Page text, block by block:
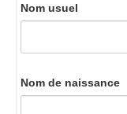
Nom usuel
Nom de naissance